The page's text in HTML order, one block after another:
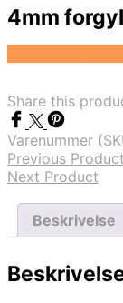
4mm
Share this
Varenummer
Previous Product
Next Product
Beskrivelse